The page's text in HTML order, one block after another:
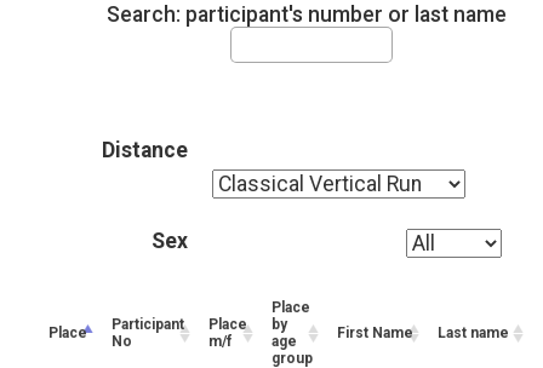
Search: participant's number or last name
Distance
Sex
Place
Participant
No
Place
m/f
Place
by
age
group
First Name Last name